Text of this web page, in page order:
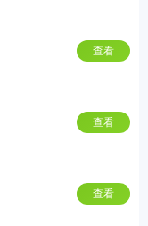
查看
查看
查看